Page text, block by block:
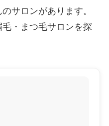
サロンがあります。
・まつ毛サロンを探